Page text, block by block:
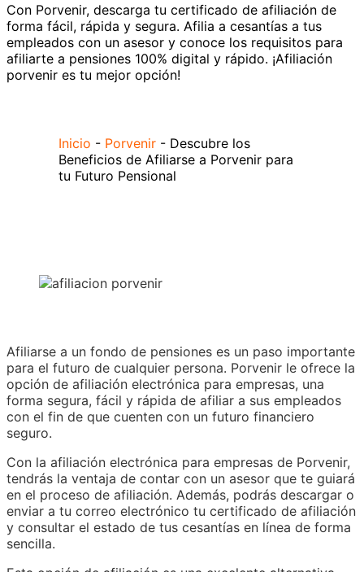
Con Porvenir, descarga tu certificado de afiliación de
forma fácil, rápida y segura. Afilia a cesantías a tus
empleados con un asesor y conoce los requisitos para
afiliarte a pensiones 100% digital y rápido. ¡Afiliación
porvenir es tu mejor opción!
Inicio - Porvenir - Descubre los
Beneficios de Afiliarse a Porvenir para
tu Futuro Pensional
Afiliarse a un fondo de pensiones es un paso importante
para el futuro de cualquier persona. Porvenir le ofrece la
opción de afiliación electrónica para empresas, una
forma segura, fácil y rápida de afiliar a sus empleados
con el fin de que cuenten con un futuro financiero
seguro.
Con la afiliación electrónica para empresas de Porvenir,
tendrás la ventaja de contar con un asesor que te guiará
en el proceso de afiliación. Además, podrás descargar o
enviar a tu correo electrónico tu certificado de afiliación
y consultar el estado de tus cesantías en línea de forma
sencilla.